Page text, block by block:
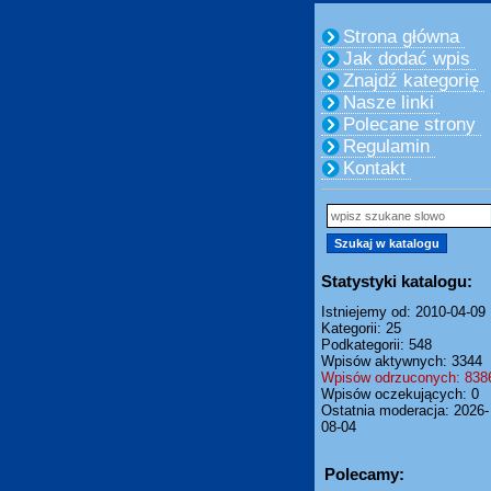
Strona główna
Jak dodać wpis
Znajdź kategorię
Nasze linki
Polecane strony
Regulamin
Kontakt
Statystyki katalogu:
Istniejemy od: 2010-04-09
Kategorii: 25
Podkategorii: 548
Wpisów aktywnych: 3344
Wpisów odrzuconych:
Wpisów oczekujących: 0
Ostatnia moderacja: 2026-
08-04
Polecamy: